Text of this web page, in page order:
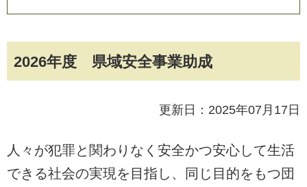
2026年度 県域安全事業助成
更新日：2025年07月17日
人々が犯罪と関わりなく安全かつ安心して生活
できる社会の実現を目指し、同じ目的をもつ団